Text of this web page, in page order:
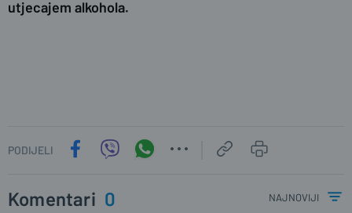
utjecajem alkohola.
PODIJELI
Komentari 0 najnoviji